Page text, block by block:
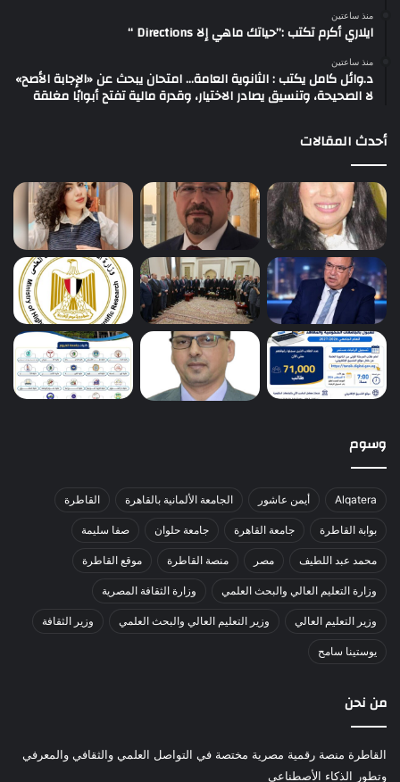
منذ ساعتين
ايلاري أكرم تكتب :”حياتك ماهي إلا Directions “
منذ ساعتين
د.وائل كامل يكتب : الثانوية العامة… امتحان يبحث عن «الإجابة الأصح»
لا الصحيحة، وتنسيق يصادر الاختيار، وقدرة مالية تفتح أبوابًا مغلقة
أحدث المقالات
وسوم
Alqatera أيمن عاشور الجامعة الألمانية بالقاهرة القاطرة
بوابة القاطرة جامعة القاهرة جامعة حلوان صفا سليمة
محمد عبد اللطيف مصر منصة القاطرة موقع القاطرة
وزارة التعليم العالي والبحث العلمي وزارة الثقافة المصرية
وزير التعليم العالي وزير التعليم العالي والبحث العلمي وزير الثقافة
يوستينا سامح
من نحن
القاطرة منصة رقمية مصرية مختصة في التواصل العلمي والثقافي والمعرفي
وتطور الذكاء الأصطناعي